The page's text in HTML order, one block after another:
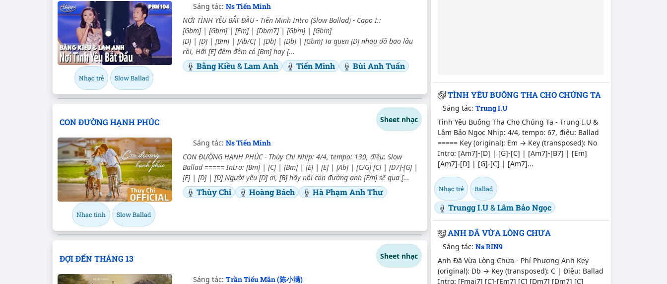
Nhạc trẻ Slow Ballad
Sáng tác: Ns Tiến Minh
NƠI TÌNH YÊU BẮT ĐẦU - Tiến Minh Intro (Slow Ballad) - Capo I.:
[Gbm] | [Gbm] | [Em] | [Dbm7] | [Gbm] | [Gbm]
[D] | [D] | [Bm] | [Ab/C] | [Db] | [Db] | [Gbm] Ta quen [D] nhau đã bao lâu
rồi, Hỡi [E] đêm đêm có [Bm] hay [...
Bằng Kiều&Lam Anh Tiến Minh Bùi Anh Tuấn
CON ĐƯỜNG HẠNH PHÚC Sheet nhạc
Nhạc tình Slow Ballad
Sáng tác: Ns Tiến Minh
CON ĐƯỜNG HẠNH PHÚC - Thùy Chi Nhịp: 4/4, tempo: 130, điệu: Slow
Ballad ===== Intro: [Bm] | [C] | [Bm] | [E] | [E] | [Ab] | [C/G] [C] | [D7]-[G] |
[F] | [D] | [D] Người yêu [D] ơi, [B] hãy nói con đường anh [Em] sẽ qua [...
Thùy Chi Hoàng Bách Hà Phạm Anh Thư
ĐỢI ĐẾN THÁNG 13 Sheet nhạc
Sáng tác: Trần Tiểu Mãn (陈小满)
TÌNH YÊU BUÔNG THA CHO CHÚNG TA
Sáng tác:Trung I.U
Tình Yêu Buông Tha Cho Chúng Ta - Trung I.U &
Lâm Bảo Ngọc Nhịp: 4/4, tempo: 67, điệu: Ballad
===== Key (original): Em → Key (transposed): No
Intro: [Am7]-[D] | [G]-[C] | [Am7]-[B7] | [Em]
[Am7]-[D] | [G]-[C] | [Am7]...
Nhạc trẻ Ballad
Trungg I.U&Lâm Bảo Ngọc
ANH ĐÃ VỪA LÒNG CHƯA
Sáng tác:Ns RIN9
Anh Đã Vừa Lòng Chưa - Phí Phương Anh Key
(original): Db → Key (transposed): C | Điệu: Ballad
Intro: [Fmaj7] [C]-[Em7] [C] [Dm7] [Dm7] [C]